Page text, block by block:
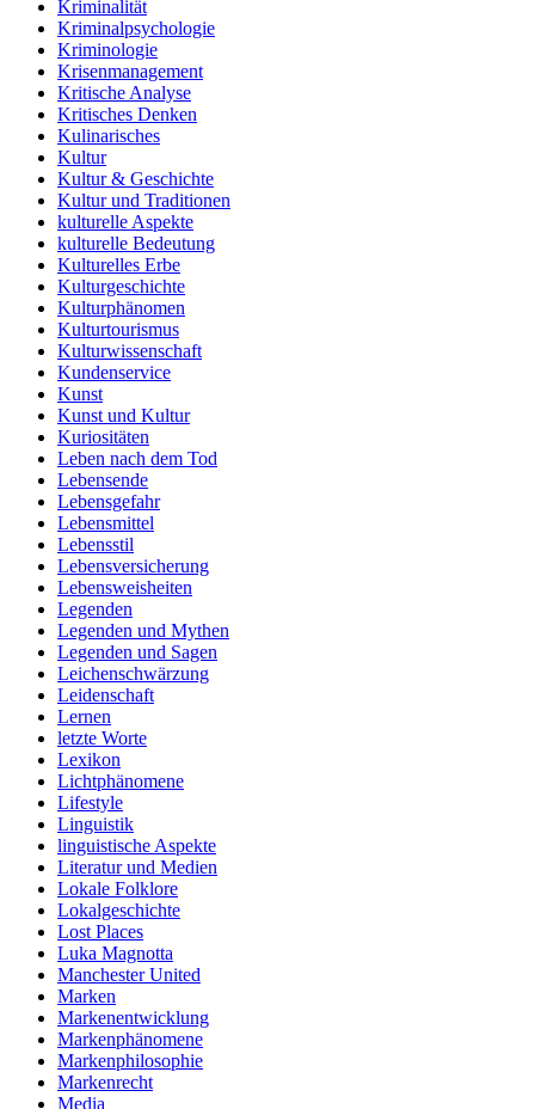
Kriminalität
Kriminalpsychologie
Kriminologie
Krisenmanagement
Kritische Analyse
Kritisches Denken
Kulinarisches
Kultur
Kultur & Geschichte
Kultur und Traditionen
kulturelle Aspekte
kulturelle Bedeutung
Kulturelles Erbe
Kulturgeschichte
Kulturphänomen
Kulturtourismus
Kulturwissenschaft
Kundenservice
Kunst
Kunst und Kultur
Kuriositäten
Leben nach dem Tod
Lebensende
Lebensgefahr
Lebensmittel
Lebensstil
Lebensversicherung
Lebensweisheiten
Legenden
Legenden und Mythen
Legenden und Sagen
Leichenschwärzung
Leidenschaft
Lernen
letzte Worte
Lexikon
Lichtphänomene
Lifestyle
Linguistik
linguistische Aspekte
Literatur und Medien
Lokale Folklore
Lokalgeschichte
Lost Places
Luka Magnotta
Manchester United
Marken
Markenentwicklung
Markenphänomene
Markenphilosophie
Markenrecht
Media